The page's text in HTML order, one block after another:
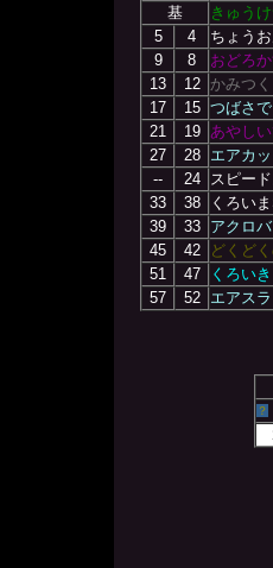
基
きゅう
5
4
ちょう
9
8
おどろ
13
12
かみつく
17
15 つばさ
21
19 あやし
27
28
エアカ
--
24
スピー
33
38
くろい
39
33
アクロバ
45
42
どくど
51
47
くろいき
57
52 エアス
？